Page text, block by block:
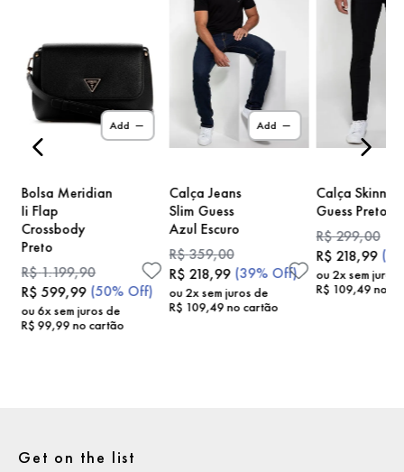
Add
Bolsa Meridian
Ii Flap
Crossbody
Preto
R$1.199,90
R$ 599,99 (50% Off)
ou 6x sem juros de
R$ 99,99no cartão
Add
Calça Jeans
Slim Guess
Azul Escuro
R$359,00
R$ 218,99 (39% Off)
ou2x sem juros de
R$ 109,49no cartão
Calça Skinny
Guess Preto
R$299,00
R$ 218,99 (
ou 2x sem juros
R$ 109,49no
Get on the list